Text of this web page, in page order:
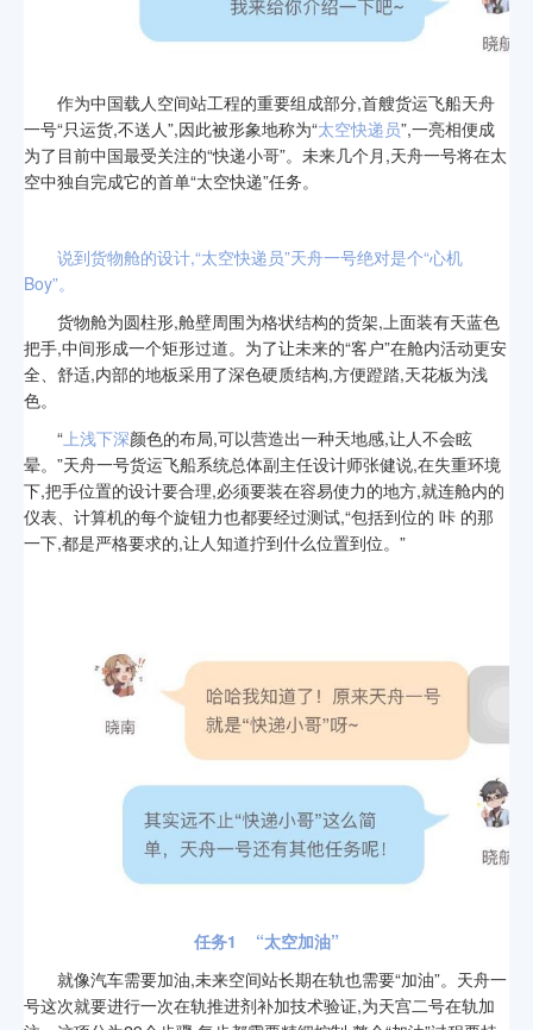
作为中国载人空间站工程的重要组成部分,首艘货运飞船天舟
一号“只运货,不送人”,因此被形象地称为“太空快递员”,一亮相便成
为了目前中国最受关注的“快递小哥”。未来几个月,天舟一号将在太
空中独自完成它的首单“太空快递”任务。
说到货物舱的设计,“太空快递员”天舟一号绝对是个“心机
Boy”。
货物舱为圆柱形,舱壁周围为格状结构的货架,上面装有天蓝色
把手,中间形成一个矩形过道。为了让未来的“客户”在舱内活动更安
全、舒适,内部的地板采用了深色硬质结构,方便蹬踏,天花板为浅
色。
“上浅下深颜色的布局,可以营造出一种天地感,让人不会眩
晕。”天舟一号货运飞船系统总体副主任设计师张健说,在失重环境
下,把手位置的设计要合理,必须要装在容易使力的地方,就连舱内的
仪表、计算机的每个旋钮力也都要经过测试,“包括到位的 咔 的那
一下,都是严格要求的,让人知道拧到什么位置到位。”
任务1 “太空加油”
就像汽车需要加油,未来空间站长期在轨也需要“加油”。天舟一
号这次就要进行一次在轨推进剂补加技术验证,为天宫二号在轨加